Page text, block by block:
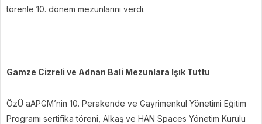
törenle 10. dönem mezunlarını verdi.
Gamze Cizreli ve Adnan Bali Mezunlara Işık Tuttu
ÖzÜ aAPGM’nin 10. Perakende ve Gayrimenkul Yönetimi Eğitim
Programı sertifika töreni, Alkaş ve HAN Spaces Yönetim Kurulu